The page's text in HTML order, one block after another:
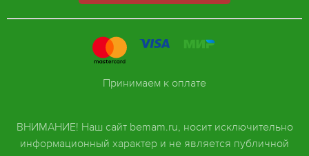
ВНИМАНИЕ! Наш сайт bemam.ru, носит исключительно
информационный характер и не является публичной
Принимаем к оплате